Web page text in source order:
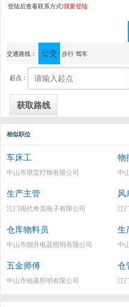
登陆后查看联系方式!我要登陆
通讯地址：中山市横栏镇新茂工业区工业大道
交通路线： 公交 步行 驾车
起点：
相似职位
车床工
中山市琪宝灯饰有限公司
物
中
生产主管
江门现代奇克电子有限公司
风
江
仓库物料员
中山市朗升电器照明有限公司
生
中
五金师傅
中山市锐基照明有限公司
仓
江